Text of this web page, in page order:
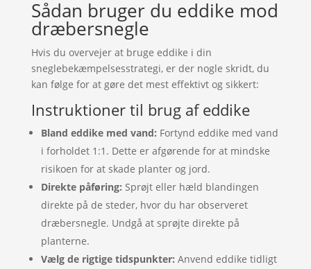
Sådan bruger du eddike mod
dræbersnegle
Hvis du overvejer at bruge eddike i din
sneglebekæmpelsesstrategi, er der nogle skridt, du
kan følge for at gøre det mest effektivt og sikkert:
Instruktioner til brug af eddike
Bland eddike med vand: Fortynd eddike med vand
i forholdet 1:1. Dette er afgørende for at mindske
risikoen for at skade planter og jord.
Direkte påføring: Sprøjt eller hæld blandingen
direkte på de steder, hvor du har observeret
dræbersnegle. Undgå at sprøjte direkte på
planterne.
Vælg de rigtige tidspunkter: Anvend eddike tidligt